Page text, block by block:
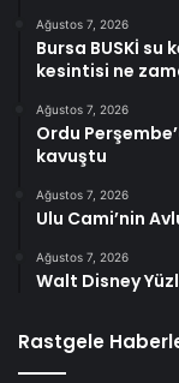
Ağustos 7, 2026
Bursa BUSKİ su
kesintisi ne
Ağustos 7, 2026
Ordu
kavuştu
Ağustos 7, 2026
Ulu Cami’nin
Ağustos 7, 2026
Walt Disney
Rastgele